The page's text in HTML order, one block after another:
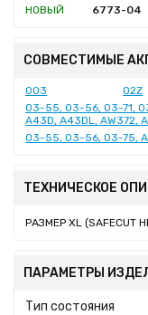
НОВЫЙ
6773-04
СОВМЕСТИМЫЕ
003 02Z
03-55, 03-56, 03-71,
A43D, A43DL, AW372,
03-55, 03-56, 03-75,
ТЕХНИЧЕСКОЕ
РАЗМЕР XL (SAFECUT
ПАРАМЕТРЫ
Тип состояния